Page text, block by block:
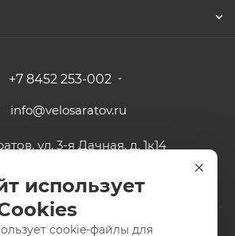
+7 8452 253-002
info@velosaratov.ru
ул. 3-я Дачная, д. 1к14
использует
cookie-файлы для